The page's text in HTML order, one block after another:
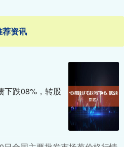
荐资讯
下跌08%，转股